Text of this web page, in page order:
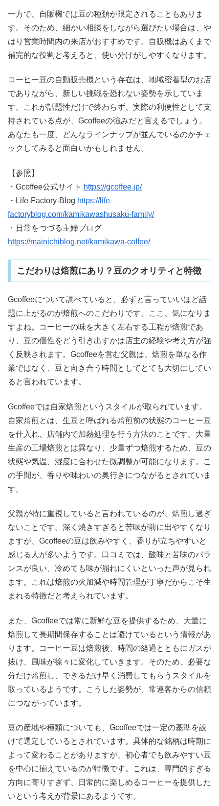
一方で、自販機では豆の種類が限定されることもありま
す。そのため、細かい相談をしながら選びたい場合は、や
はり営業時間内の来店がおすすめです。自販機はあくまで
補完的な役割と考えると、使い分けがしやすくなります。
コーヒー豆の自動販売機という存在は、地域密着型のお店
でありながら、新しい挑戦を恐れない姿勢を示していま
す。これが話題性だけで終わらず、実際の利便性として支
持されている点が、Gcoffeeの強みだと言えるでしょう。
あなたも一度、どんなラインナップが並んでいるのかチェ
ックしてみると面白いかもしれません。
【参照】
・Gcoffee公式サイト https://gcoffee.jp/
・Life-Factory-Blog https://life-
factoryblog.com/kamikawashusaku-family/
・日常をつづる主婦ブログ
https://mainichiblog.net/kamikawa-coffee/
こだわりは焙煎にあり？豆のクオリティと特徴
Gcoffeeについて調べていると、必ずと言っていいほど話
題に上がるのが焙煎へのこだわりです。ここ、気になりま
すよね。コーヒーの味を大きく左右する工程が焙煎であ
り、豆の個性をどう引き出すかは店主の経験や考え方が強
く反映されます。Gcoffeeを営む父親は、焙煎を単なる作
業ではなく、豆と向き合う時間としてとても大切にしてい
ると言われています。
Gcoffeeでは自家焙煎というスタイルが取られています。
自家焙煎とは、生豆と呼ばれる焙煎前の状態のコーヒー豆
を仕入れ、店舗内で加熱処理を行う方法のことです。大量
生産の工場焙煎とは異なり、少量ずつ焙煎するため、豆の
状態や気温、湿度に合わせた微調整が可能になります。こ
の手間が、香りや味わいの奥行きにつながるとされていま
す。
父親が特に重視していると言われているのが、焙煎し過ぎ
ないことです。深く焼きすぎると苦味が前に出やすくなり
ますが、Gcoffeeの豆は飲みやすく、香りが立ちやすいと
感じる人が多いようです。口コミでは、酸味と苦味のバラ
ンスが良い、冷めても味が崩れにくいといった声が見られ
ます。これは焙煎の火加減や時間管理が丁寧だからこそ生
まれる特徴だと考えられています。
また、Gcoffeeでは常に新鮮な豆を提供するため、大量に
焙煎して長期間保存することは避けているという情報があ
ります。コーヒー豆は焙煎後、時間の経過とともにガスが
抜け、風味が徐々に変化していきます。そのため、必要な
分だけ焙煎し、できるだけ早く消費してもらうスタイルを
取っているようです。こうした姿勢が、常連客からの信頼
につながっています。
豆の産地や種類についても、Gcoffeeでは一定の基準を設
けて選定しているとされています。具体的な銘柄は時期に
よって変わることがありますが、初心者でも飲みやすい豆
を中心に揃えているのが特徴です。これは、専門的すぎる
方向に寄りすぎず、日常的に楽しめるコーヒーを提供した
いという考えが背景にあるようです。